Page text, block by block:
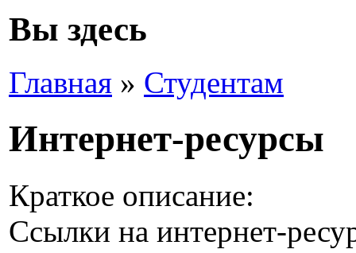
Вы здесь
Главная » Студентам
Интернет-ресурсы
Краткое описание:
Ссылки на интернет-